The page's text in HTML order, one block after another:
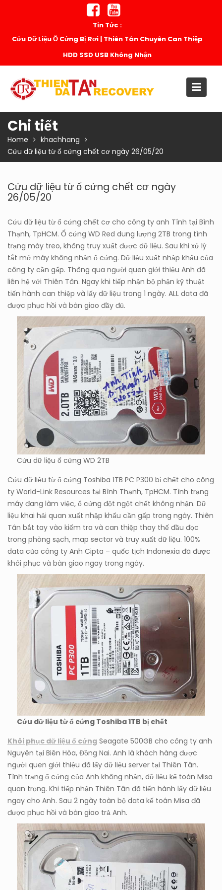
Tin Tức :
Cứu Dữ Liệu Ổ Cứng Bị Rơi | Thiên Tân Chuyên Can Thiệp
HDD SSD USB Không Nhận
Chi tiết
Home
khachhang
Cứu dữ liệu từ ổ cứng chết cơ ngày 26/05/20
Cứu dữ liệu từ ổ cứng chết cơ ngày
26/05/20
Cứu dữ liệu từ ổ cứng chết cơ cho công ty anh Tính tại Bình
Thạnh, TpHCM. Ổ cứng WD Red dung lượng 2TB trong tình
trạng máy treo, không truy xuất được dữ liệu. Sau khi xử lý
tắt mở máy không nhận ổ cứng. Dữ liệu xuất nhập khẩu của
công ty cần gấp. Thông qua người quen giới thiệu Anh đã
liên hệ với Thiên Tân. Ngay khi tiếp nhận bộ phận kỹ thuật
tiến hành can thiệp và lấy dữ liệu trong 1 ngày. ALL data đã
được phục hồi và bàn giao đầy đủ.
Cứu dữ liệu ổ cứng WD 2TB
Cứu dữ liệu từ ổ cứng Toshiba 1TB PC P300 bị chết cho công
ty World-Link Resources tại Bình Thạnh, TpHCM. Tình trạng
máy đang làm việc, ổ cứng đột ngột chết không nhận. Dữ
liệu khai hải quan xuất nhập khẩu cần gấp trong ngày. Thiên
Tân bắt tay vào kiểm tra và can thiệp thay thế đầu đọc
trong phòng sạch, map sector và truy xuất dữ liệu. 100%
data của công ty Anh Cipta – quốc tịch Indonexia đã được
khôi phục và bàn giao ngay trong ngày.
Cứu dữ liệu từ ổ cứng Toshiba 1TB bị chết
Khôi phục dữ liệu ổ cứng Seagate 500GB cho công ty anh
Nguyên tại Biên Hòa, Đồng Nai. Anh là khách hàng được
người quen giới thiệu đã lấy dữ liệu server tại Thiên Tân.
Tình trạng ổ cứng của Anh không nhận, dữ liệu kế toán Misa
quan trọng. Khi tiếp nhận Thiên Tân đã tiến hành lấy dữ liệu
ngay cho Anh. Sau 2 ngày toàn bộ data kế toán Misa đã
được phục hồi và bàn giao trả Anh.